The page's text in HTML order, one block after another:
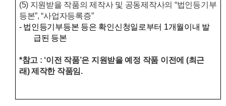
(5) 지원받을 작품의 제작사 및 공동제작사의 “법인등기부
등본”, “사업자등록증”
- 법인등기부등본 등은 확인신청일로부터 1개월이내 발
급된 등본
*참고 : ‘이전 작품’은 지원받을 예정 작품 이전에 (최근
래)제작한 작품임.